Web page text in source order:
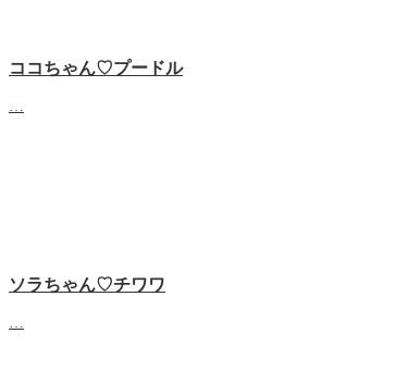
ココちゃん♡‬プードル
ソラちゃん♡‬チワワ